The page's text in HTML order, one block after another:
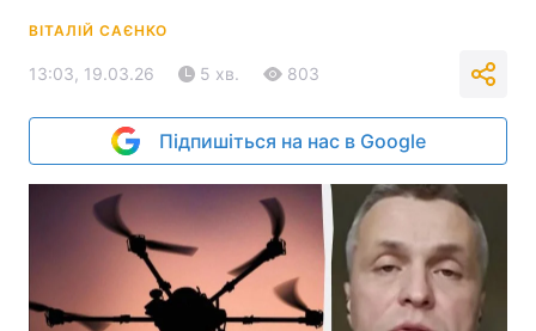
ВІТАЛІЙ САЄНКО
13:03, 19.03.26 5 хв. 803
Підпишіться на нас в Google